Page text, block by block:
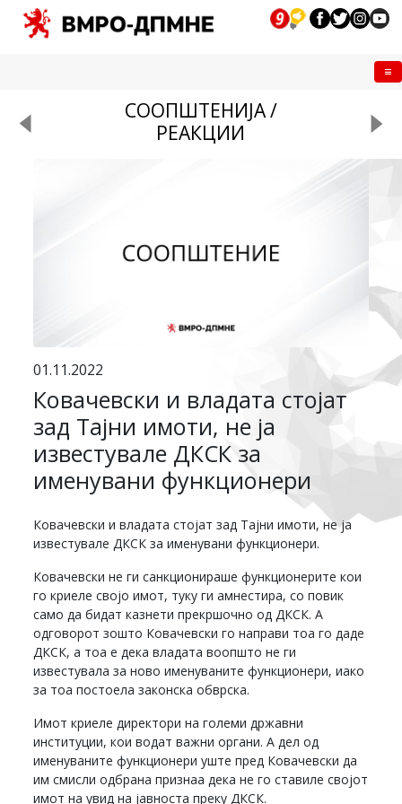
СООПШТЕНИЈА /
РЕАКЦИИ
01.11.2022
Ковачевски и владата стојат
зад Тајни имоти, не ја
известувале ДКСК за
именувани функционери
Ковачевски и владата стојат зад Тајни имоти, не ја
известувале ДКСК за именувани функционери.
Ковачевски не ги санкционираше функционерите кои
го криеле својо имот, туку ги амнестира, со повик
само да бидат казнети прекршочно од ДКСК. А
одговорот зошто Ковачевски го направи тоа го даде
ДКСК, а тоа е дека владата воопшто не ги
известувала за ново именуваните функционери, иако
за тоа постоела законска обврска.
Имот криеле директори на големи државни
институции, кои водат важни органи. А дел од
именуваните функционери уште пред Ковачевски да
им смисли одбрана признаа дека не го ставиле својот
имот на увид на јавноста преку ДКСК.